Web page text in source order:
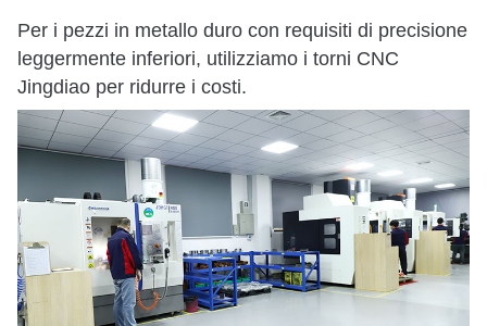
Per i pezzi in metallo duro con requisiti di precisione
leggermente inferiori, utilizziamo i torni CNC
Jingdiao per ridurre i costi.